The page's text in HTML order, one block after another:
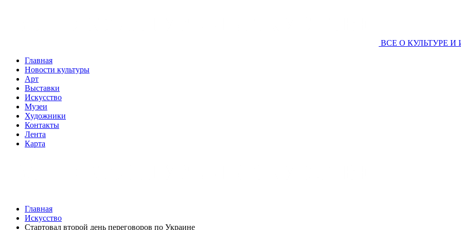
ВСЕ О КУЛЬТУРЕ И
Главная
Новости культуры
Арт
Выставки
Искусство
Музеи
Художники
Контакты
Лента
Карта
Главная
Искусство
Стартовал второй день переговоров по Украине